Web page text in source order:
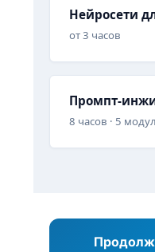
Нейросети
от 3 часов
Промпт-
8 часов · 5